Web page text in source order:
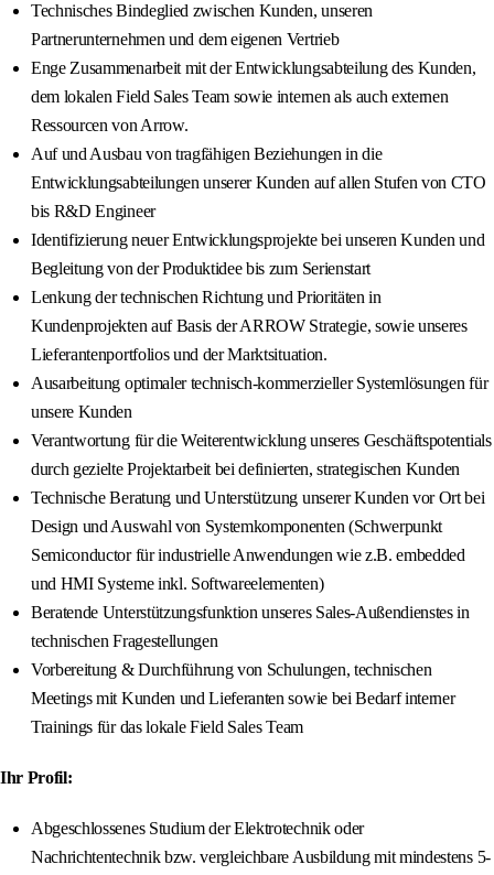
Technisches Bindeglied zwischen Kunden, unseren
Partnerunternehmen und dem eigenen Vertrieb
Enge Zusammenarbeit mit der Entwicklungsabteilung des Kunden,
dem lokalen Field Sales Team sowie internen als auch externen
Ressourcen von Arrow.
Auf und Ausbau von tragfähigen Beziehungen in die
Entwicklungsabteilungen unserer Kunden auf allen Stufen von CTO
bis R&D Engineer
Identifizierung neuer Entwicklungsprojekte bei unseren Kunden und
Begleitung von der Produktidee bis zum Serienstart
Lenkung der technischen Richtung und Prioritäten in
Kundenprojekten auf Basis der ARROW Strategie, sowie unseres
Lieferantenportfolios und der Marktsituation.
Ausarbeitung optimaler technisch-kommerzieller Systemlösungen für
unsere Kunden
Verantwortung für die Weiterentwicklung unseres Geschäftspotentials
durch gezielte Projektarbeit bei definierten, strategischen Kunden
Technische Beratung und Unterstützung unserer Kunden vor Ort bei
Design und Auswahl von Systemkomponenten (Schwerpunkt
Semiconductor für industrielle Anwendungen wie z.B. embedded
und HMI Systeme inkl. Softwareelementen)
Beratende Unterstützungsfunktion unseres Sales-Außendienstes in
technischen Fragestellungen
Vorbereitung & Durchführung von Schulungen, technischen
Meetings mit Kunden und Lieferanten sowie bei Bedarf interner
Trainings für das lokale Field Sales Team
Ihr Profil:
Abgeschlossenes Studium der Elektrotechnik oder
Nachrichtentechnik bzw. vergleichbare Ausbildung mit mindestens 5-